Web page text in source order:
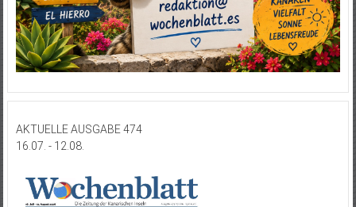
AKTUELLE AUSGABE 474
16.07. - 12.08.